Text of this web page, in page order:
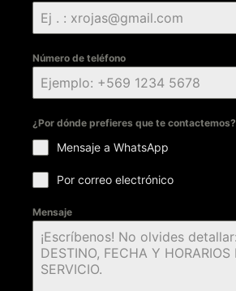
Número de teléfono
¿Por dónde prefieres que te contactemos?
Mensaje a WhatsApp
Por correo electrónico
Mensaje